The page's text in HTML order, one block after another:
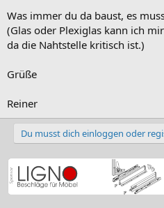
Was immer du da baust, es
(Glas oder Plexiglas kann ich
da die Nahtstelle kritisch ist.)
Grüße
Reiner
Du musst dich einloggen oder